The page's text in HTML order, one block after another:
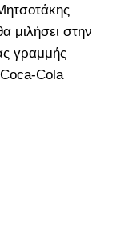
μιλήσει στην
γραμμής
Cola